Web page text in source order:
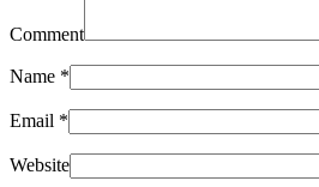
Comment
Name *
Email *
Website